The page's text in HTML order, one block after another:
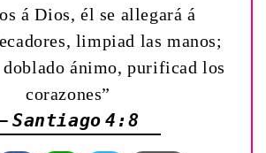
á Dios, él se allegará á
limpiad las manos;
doblado ánimo, purificad los
corazones”
Santiago 4:8